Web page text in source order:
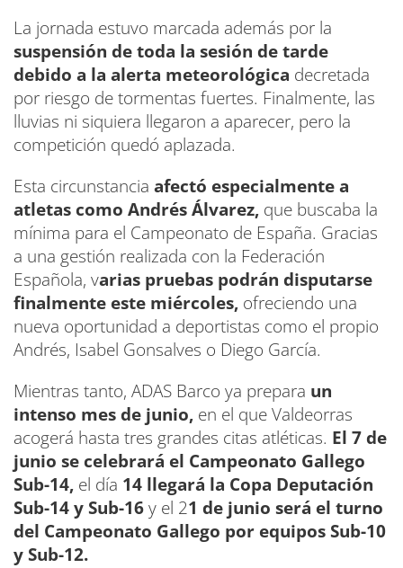
La jornada estuvo marcada además por la
suspensión de toda la sesión de tarde
debido a la alerta meteorológica decretada
por riesgo de tormentas fuertes. Finalmente, las
lluvias ni siquiera llegaron a aparecer, pero la
competición quedó aplazada.
Esta circunstancia afectó especialmente a
atletas como Andrés Álvarez, que buscaba la
mínima para el Campeonato de España. Gracias
a una gestión realizada con la Federación
Española, varias pruebas podrán disputarse
finalmente este miércoles, ofreciendo una
nueva oportunidad a deportistas como el propio
Andrés, Isabel Gonsalves o Diego García.
Mientras tanto, ADAS Barco ya prepara un
intenso mes de junio, en el que Valdeorras
acogerá hasta tres grandes citas atléticas. El 7 de
junio se celebrará el Campeonato Gallego
Sub-14, el día 14 llegará la Copa Deputación
Sub-14 y Sub-16y el 21 de junio será el turno
del Campeonato Gallego por equipos Sub-10
y Sub-12.